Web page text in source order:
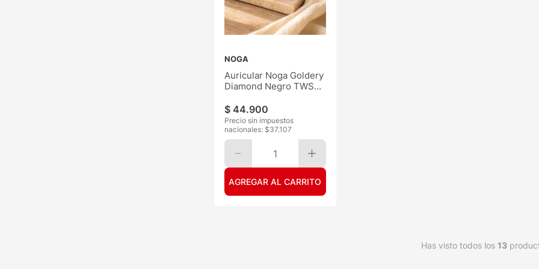
NOGA
Auricular Noga Goldery
Diamond Negro TWS
$ 44.900
Precio sin impuestos
nacionales: $37.107
1
AGREGAR AL CARRITO
Has visto todos los 13